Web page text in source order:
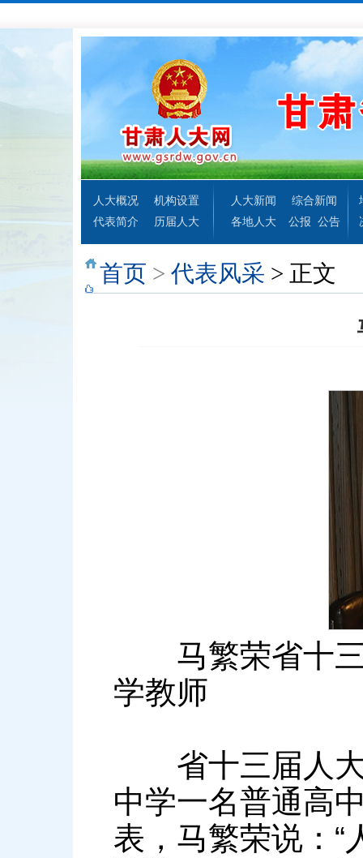
人大概况
机构设置
代表简介
历届人大
人大新闻
综合新闻
各地人大
公报 公告
首页 > 代表风采 > 正文
马繁荣省十三
学教师
省十三届人大
中学一名普通高
表，马繁荣说：“